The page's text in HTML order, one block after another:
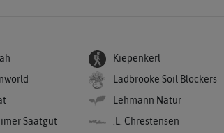
Saatgut
Kiepenkerl
Ladbrooke Soil Blockers
Lehmann Natur
.L. Chrestensen